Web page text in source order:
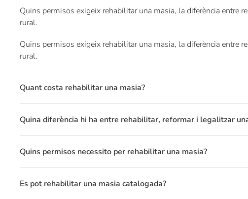
Quins permisos exigeix rehabilitar una masia, la diferència entre
rural.
Quins permisos exigeix rehabilitar una masia, la diferència entre
rural.
Quant costa rehabilitar una masia?
Quina diferència hi ha entre rehabilitar, reformar i legalitzar
Quins permisos necessito per rehabilitar una masia?
Es pot rehabilitar una masia catalogada?